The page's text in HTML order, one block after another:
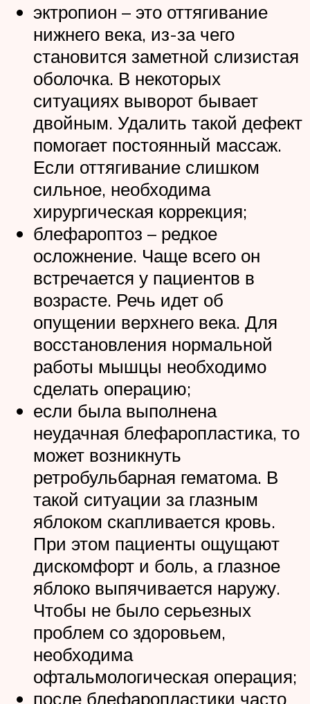
эктропион – это оттягивание
нижнего века, из-за чего
становится заметной слизистая
оболочка. В некоторых
ситуациях выворот бывает
двойным. Удалить такой дефект
помогает постоянный массаж.
Если оттягивание слишком
сильное, необходима
хирургическая коррекция;
блефароптоз – редкое
осложнение. Чаще всего он
встречается у пациентов в
возрасте. Речь идет об
опущении верхнего века. Для
восстановления нормальной
работы мышцы необходимо
сделать операцию;
если была выполнена
неудачная блефаропластика, то
может возникнуть
ретробульбарная гематома. В
такой ситуации за глазным
яблоком скапливается кровь.
При этом пациенты ощущают
дискомфорт и боль, а глазное
яблоко выпячивается наружу.
Чтобы не было серьезных
проблем со здоровьем,
необходима
офтальмологическая операция;
после блефаропластики часто